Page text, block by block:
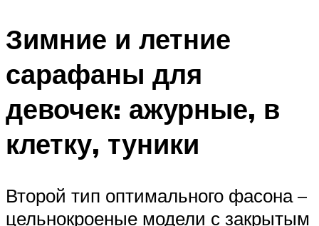
Зимние и летние
сарафаны для
девочек: ажурные, в
клетку, туники
Второй тип оптимального фасона –
цельнокроеные модели с закрытым